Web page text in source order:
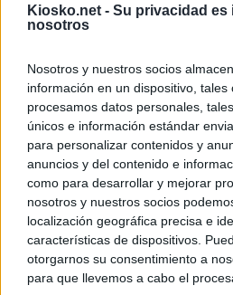
Kiosko.net - Su privacidad es
nosotros
Nosotros y nuestros socios
información en un dispositivo, tales
procesamos datos personales,
únicos e información estándar
para personalizar contenidos y
anuncios y del contenido e
como para desarrollar y mejorar
nosotros y nuestros socios
localización geográfica precisa e
características de dispositivos.
otorgarnos su consentimiento a
para que llevemos a cabo el